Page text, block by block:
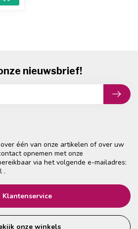
één van onze artikelen of over uw
opnemen met onze
via het volgende e-mailadres:
.
Klantenservice
onze winkels
nieuwsbrief!